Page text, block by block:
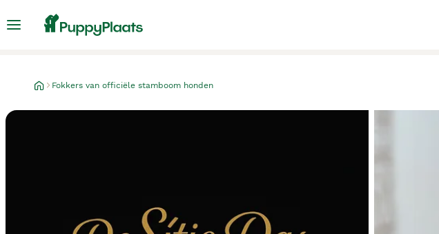
Fokkers van officiële stamboom honden